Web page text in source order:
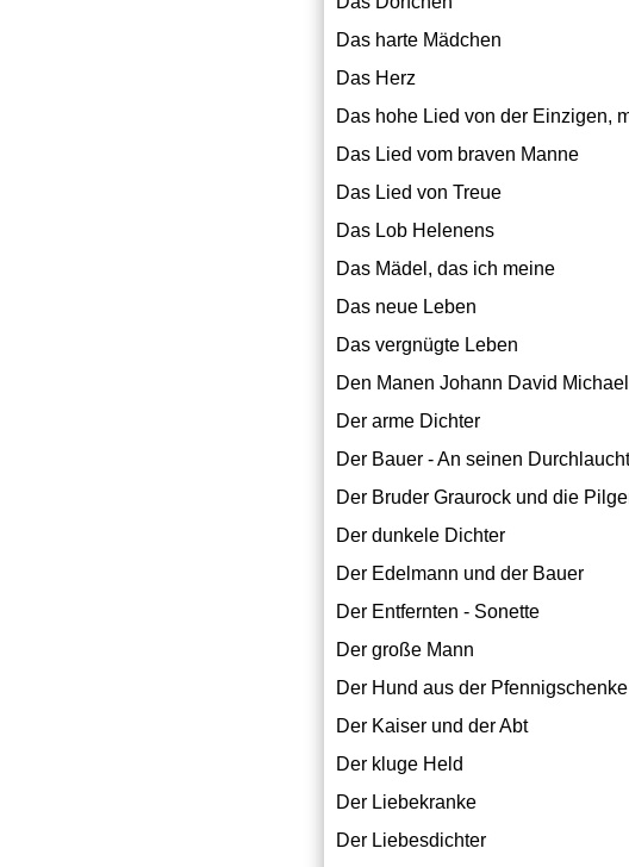
Das harte Mädchen
Das Herz
Das hohe Lied von der Einzigen,
Das Lied vom braven Manne
Das Lied von Treue
Das Lob Helenens
Das Mädel, das ich meine
Das neue Leben
Das vergnügte Leben
Den Manen Johann David
Der arme Dichter
Der Bauer - An seinen
Der Bruder Graurock und die
Der dunkele Dichter
Der Edelmann und der Bauer
Der Entfernten - Sonette
Der große Mann
Der Hund aus der Pfennigschenke
Der Kaiser und der Abt
Der kluge Held
Der Liebekranke
Der Liebesdichter